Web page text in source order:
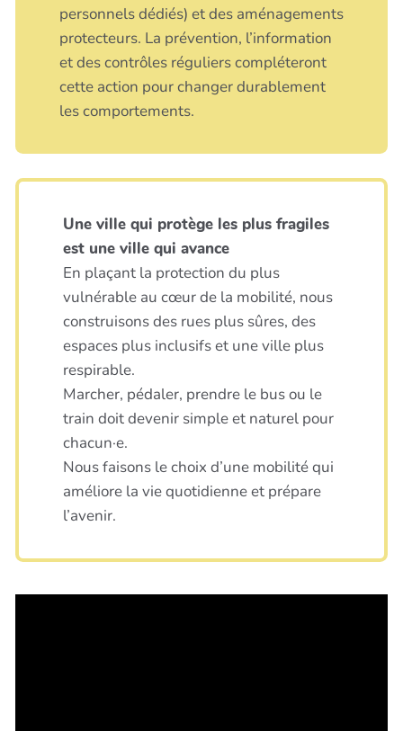
personnels dédiés) et des aménagements
protecteurs. La prévention, l’information
et des contrôles réguliers compléteront
cette action pour changer durablement
les comportements.
Une ville qui protège les plus fragiles
est une ville qui avance
En plaçant la protection du plus
vulnérable au cœur de la mobilité, nous
construisons des rues plus sûres, des
espaces plus inclusifs et une ville plus
respirable.
Marcher, pédaler, prendre le bus ou le
train doit devenir simple et naturel pour
chacun·e.
Nous faisons le choix d’une mobilité qui
améliore la vie quotidienne et prépare
l’avenir.